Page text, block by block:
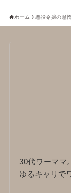
ホーム 悪役令嬢の怠
30代ワーママ
ゆるキャリで